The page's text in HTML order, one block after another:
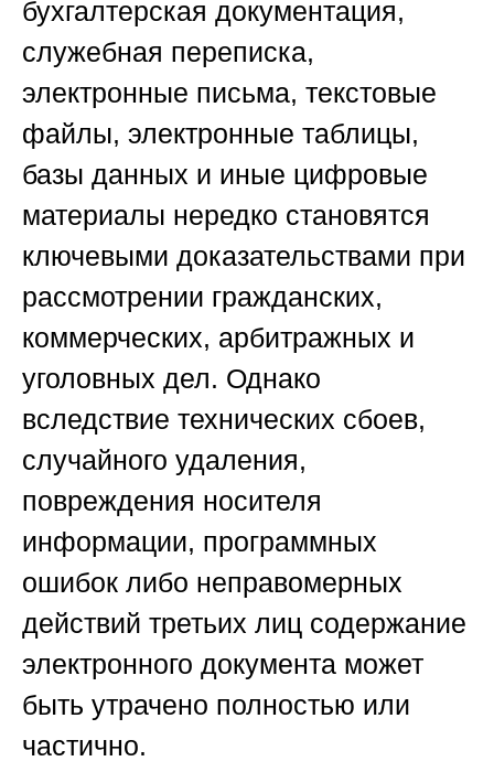
бухгалтерская документация,
служебная переписка,
электронные письма, текстовые
файлы, электронные таблицы,
базы данных и иные цифровые
материалы нередко становятся
ключевыми доказательствами при
рассмотрении гражданских,
коммерческих, арбитражных и
уголовных дел. Однако
вследствие технических сбоев,
случайного удаления,
повреждения носителя
информации, программных
ошибок либо неправомерных
действий третьих лиц содержание
электронного документа может
быть утрачено полностью или
частично.